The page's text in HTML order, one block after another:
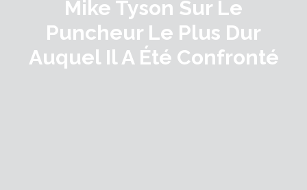
Mike Tyson Sur Le
Puncheur Le Plus Dur
Auquel Il A Été Confronté